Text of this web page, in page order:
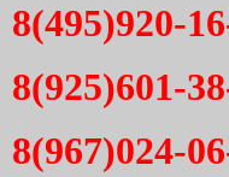
8(495)920-
8(925)601-
8(967)024-